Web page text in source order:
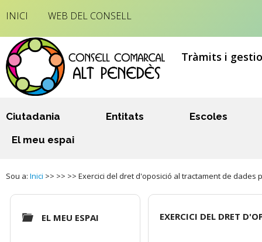
INICI WEB DEL CONSELL
Tràmits i
Ciutadania Entitats
Escoles
El meu espai
Sou a: Inici >> >> >> Exercici del dret d'oposició al tractament de dades
EXERCICI DEL DRET
EL MEU ESPAI